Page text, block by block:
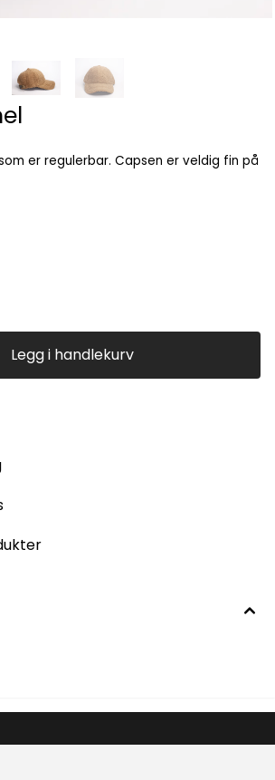
er regulerbar. Capsen er veldig fin på
Legg i handlekurv